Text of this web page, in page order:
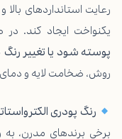
رعایت استانداردهای
یکنواخت ایجاد کند.
پوسته شود یا تغییر
روش، ضخامت لایه و دمای
رنگ پودری
برخی برندهای مدرن، به